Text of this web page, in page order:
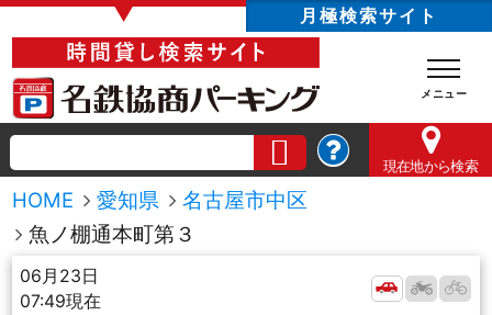
▼ 月極検索サイト
現在地から検索
HOME 愛知県
名古屋市中区
魚ノ棚通本町第３
06月23日
07:49現在